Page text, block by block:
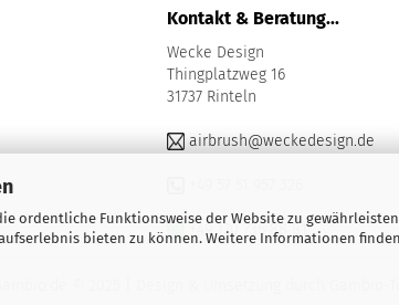
ordentliche Funktionsweise der Website zu
bieten zu können. Weitere Informationen
Kontakt & Beratung...
Wecke Design
Thingplatzweg 16
31737 Rinteln
airbrush@weckedesign.de
+49 170 736 88 81